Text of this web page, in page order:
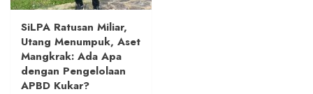
SiLPA Ratusan Miliar,
Utang Menumpuk, Aset
Mangkrak: Ada Apa
dengan Pengelolaan
APBD Kukar?